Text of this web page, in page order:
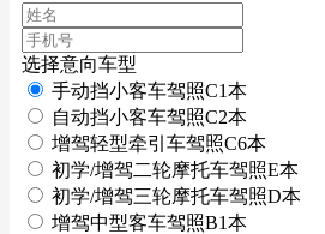
选择意向车型
手动挡小客车驾照C1本
自动挡小客车驾照C2本
增驾轻型牵引车驾照C6本
初学/增驾二轮摩托车驾照E本
初学/增驾三轮摩托车驾照D本
增驾中型客车驾照B1本